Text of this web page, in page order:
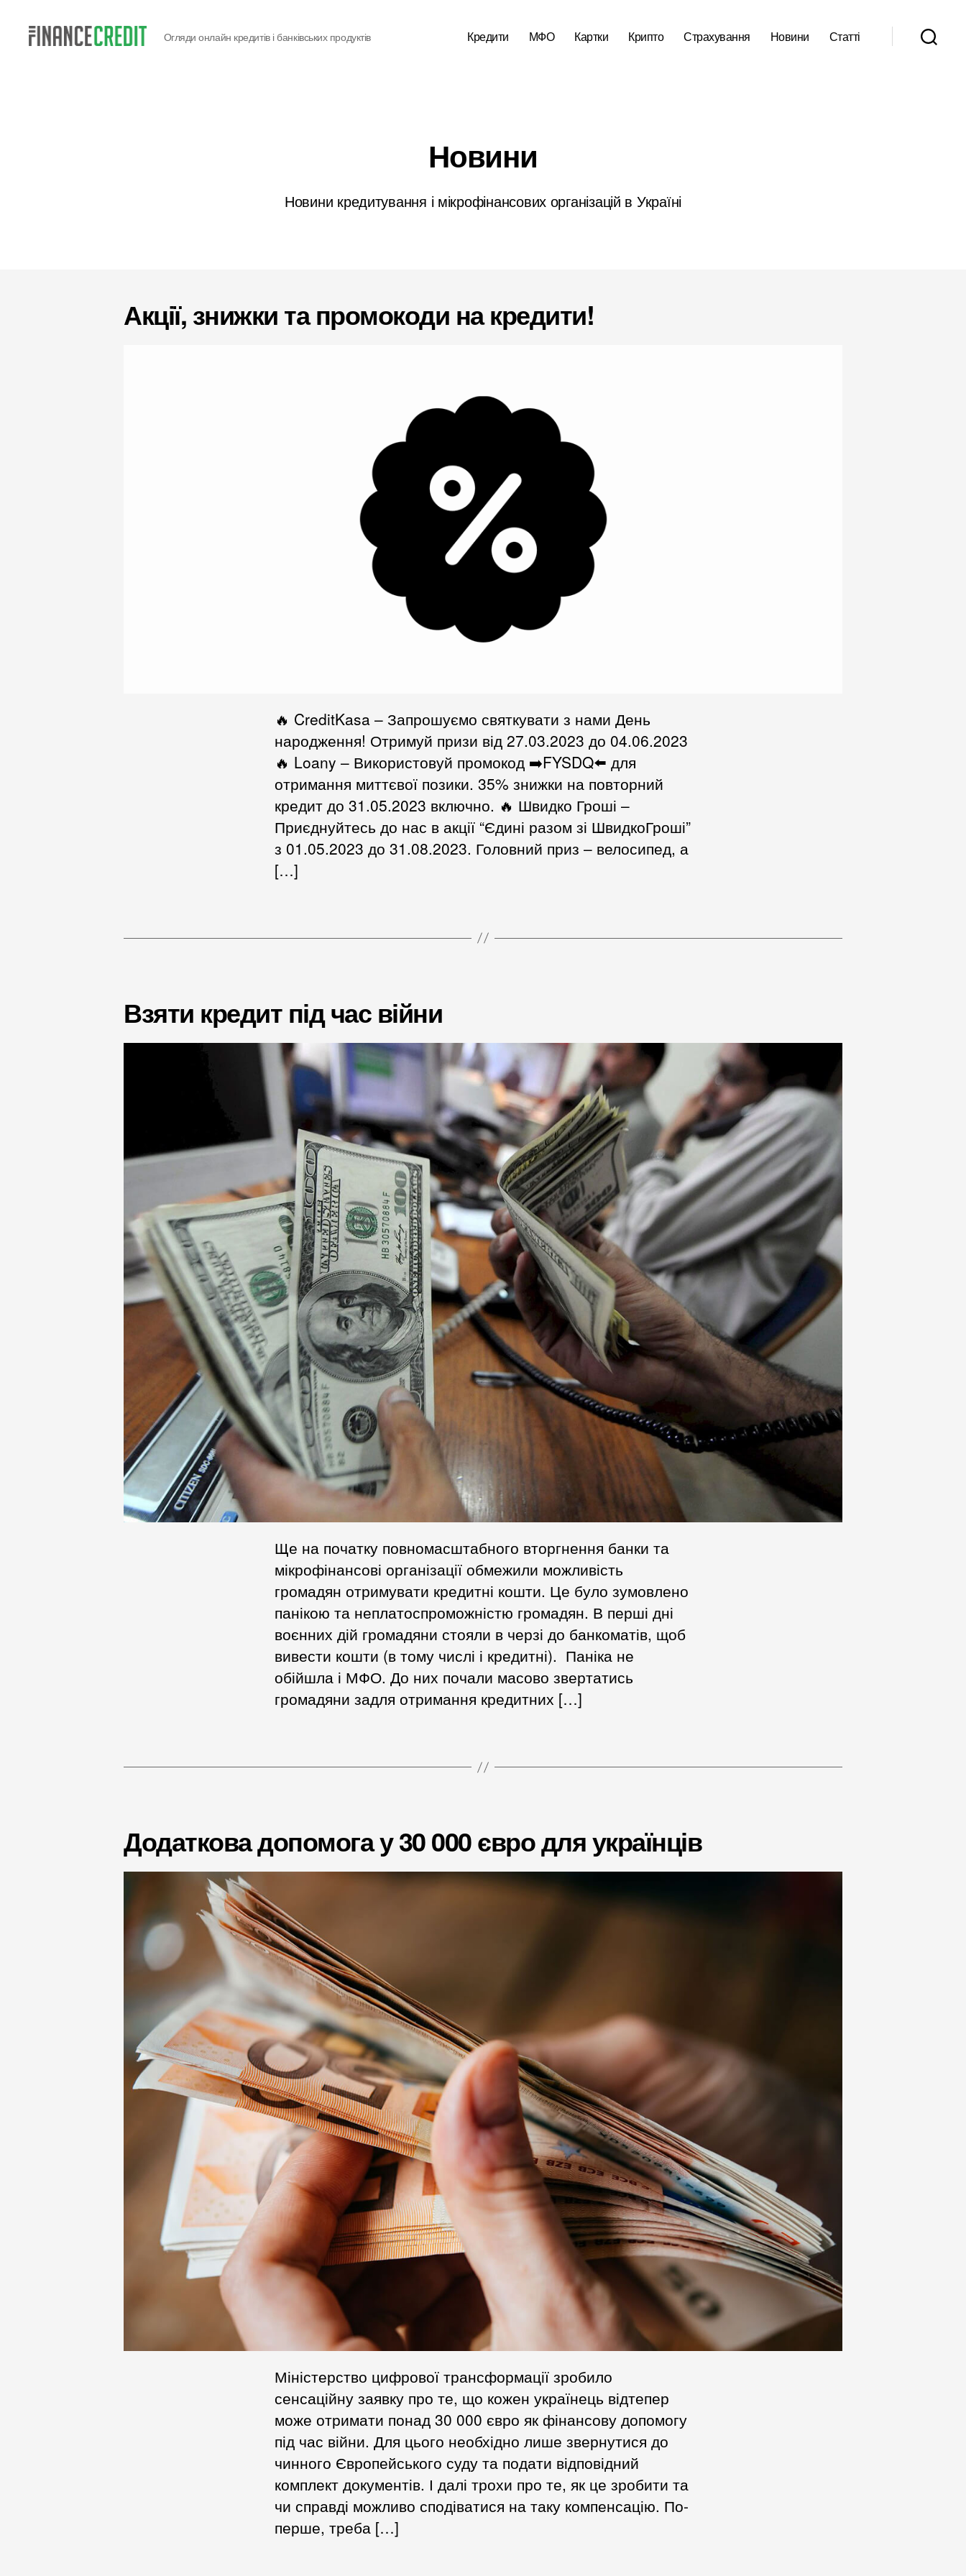
Огляди онлайн кредитів і банківських продуктів Кредити МФО Картки Крипто Страхування Новини Статті
Новини
Новини кредитування і мікрофінансових організацій в Україні
Акції, знижки та промокоди на кредити!
‌🔥 CreditKasa – Запрошуємо святкувати з нами День
народження! Отримуй призи від 27.03.2023 до 04.06.2023
🔥 Loany – Використовуй промокод ➡️FYSDQ⬅️ для
отримання миттєвої позики. 35% знижки на повторний
кредит до 31.05.2023 включно. 🔥 Швидко Гроші –
Приєднуйтесь до нас в акції “Єдині разом зі ШвидкоГроші”
з 01.05.2023 до 31.08.2023. Головний приз – велосипед, а
[…]
Взяти кредит під час війни
Ще на початку повномасштабного вторгнення банки та
мікрофінансові організації обмежили можливість
громадян отримувати кредитні кошти. Це було зумовлено
панікою та неплатоспроможністю громадян. В перші дні
воєнних дій громадяни стояли в черзі до банкоматів, щоб
вивести кошти (в тому числі і кредитні). Паніка не
обійшла і МФО. До них почали масово звертатись
громадяни задля отримання кредитних […]
Додаткова допомога у 30 000 євро для українців
Міністерство цифрової трансформації зробило
сенсаційну заявку про те, що кожен українець відтепер
може отримати понад 30 000 євро як фінансову допомогу
під час війни. Для цього необхідно лише звернутися до
чинного Європейського суду та подати відповідний
комплект документів. І далі трохи про те, як це зробити та
чи справді можливо сподіватися на таку компенсацію. По-
перше, треба […]